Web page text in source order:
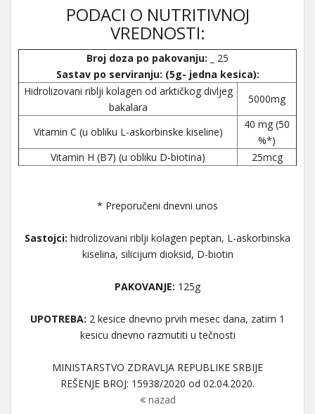
PODACI O NUTRITIVNOJ
VREDNOSTI:
Broj doza po pakovanju: _ 25
Sastav po serviranju: (5g- jedna kesica):
Hidrolizovani riblji kolagen od arktičkog divljeg
bakalara
5000mg
Vitamin C (u obliku L-askorbinske kiseline)
40 mg (50
%*)
Vitamin H (B7) (u obliku D-biotina)
25mcg
* Preporučeni dnevni unos
Sastojci: hidrolizovani riblji kolagen peptan, L-askorbinska
kiselina, silicijum dioksid, D-biotin
PAKOVANJE: 125g
UPOTREBA: 2 kesice dnevno prvih mesec dana, zatim 1
kesicu dnevno razmutiti u tečnosti
MINISTARSTVO ZDRAVLJA REPUBLIKE SRBIJE
REŠENJE BROJ: 15938/2020 od 02.04.2020.
nazad